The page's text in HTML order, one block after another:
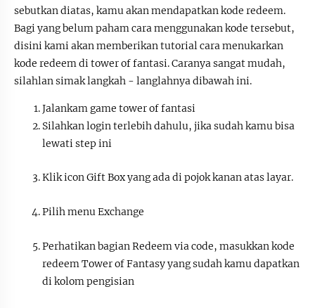
sebutkan diatas, kamu akan mendapatkan kode redeem.
Bagi yang belum paham cara menggunakan kode tersebut,
disini kami akan memberikan tutorial cara menukarkan
kode redeem di tower of fantasi. Caranya sangat mudah,
silahlan simak langkah - langlahnya dibawah ini.
Jalankam game tower of fantasi
Silahkan login terlebih dahulu, jika sudah kamu bisa
lewati step ini
Klik icon Gift Box yang ada di pojok kanan atas layar.
Pilih menu Exchange
Perhatikan bagian Redeem via code, masukkan kode
redeem Tower of Fantasy yang sudah kamu dapatkan
di kolom pengisian